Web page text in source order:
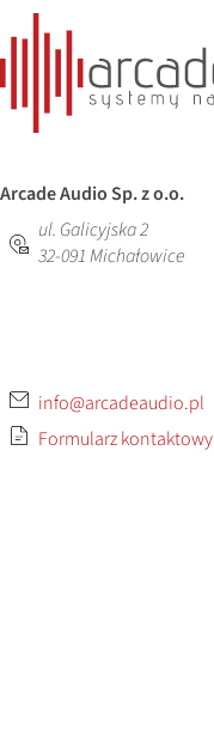
Arcade Audio Sp. z o.o.
ul. Galicyjska 2
32-091Michałowice
info@arcadeaudio.pl
Formularz kontaktowy